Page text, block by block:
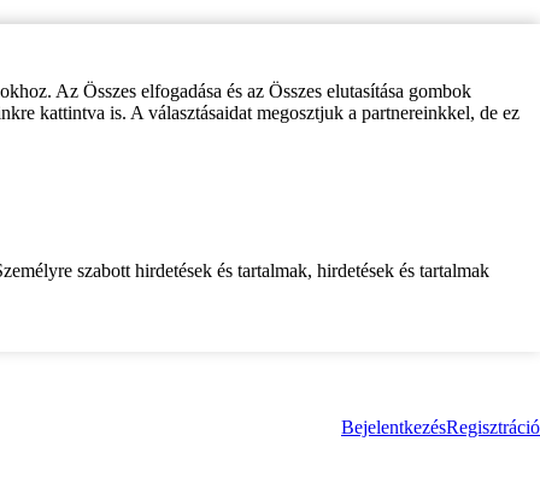
Az Összes elfogadása és az Összes elutasítása gombok
kattintva is. A választásaidat megosztjuk a partnereinkkel, de ez
szabott hirdetések és tartalmak, hirdetések és tartalmak
BejelentkezésRegisztráció